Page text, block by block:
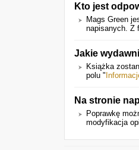
Kto jest
Mags Green
napisanych. Z
Jakie
Książka
polu "
Na stronie
Poprawkę
modyfikacja